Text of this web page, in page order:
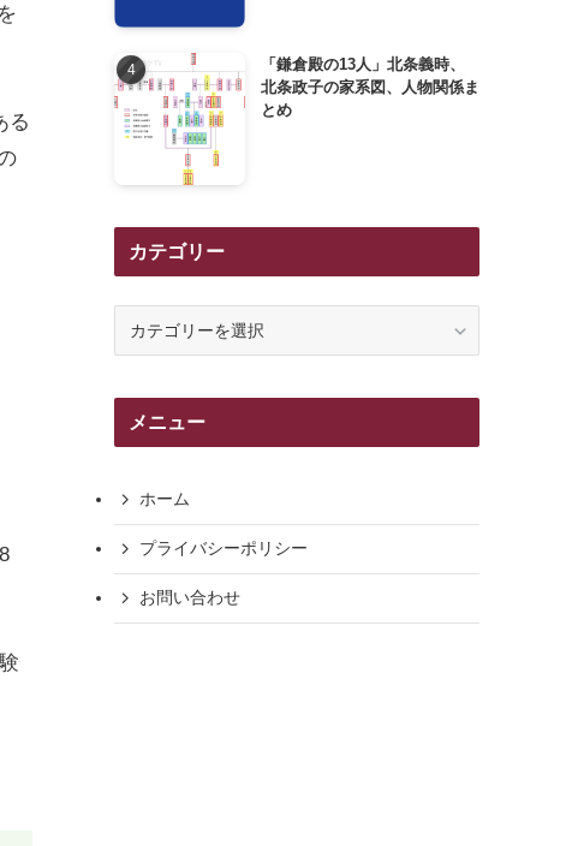
る
「鎌倉殿の13人」北条義時、
北条政子の家系図、人物関係ま
とめ
カテゴリー
リ
メニュー
ホーム
プライバシーポリシー
お問い合わせ